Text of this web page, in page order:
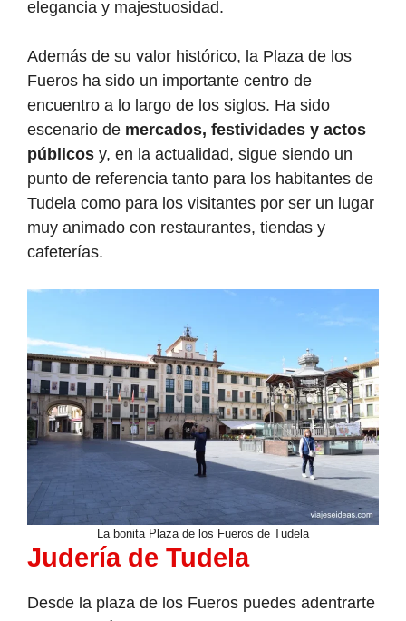
elegancia y majestuosidad.
Además de su valor histórico, la Plaza de los
Fueros ha sido un importante centro de
encuentro a lo largo de los siglos. Ha sido
escenario de mercados, festividades y actos
públicos y, en la actualidad, sigue siendo un
punto de referencia tanto para los habitantes de
Tudela como para los visitantes por ser un lugar
muy animado con restaurantes, tiendas y
cafeterías.
La bonita Plaza de los Fueros de Tudela
Judería de Tudela
Desde la plaza de los Fueros puedes adentrarte